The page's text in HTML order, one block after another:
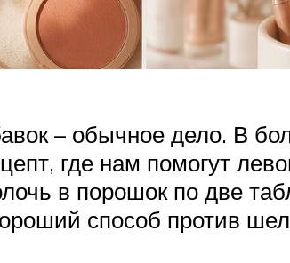
– обычное дело. В
где нам помогут
в порошок по две
способ против